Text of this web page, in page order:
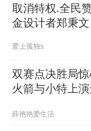
取消特权.全民
金设计者郑秉
爱上孤独s
双赛点决胜局惊
火箭与小特上
薛艳艳爱生活